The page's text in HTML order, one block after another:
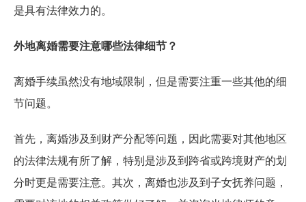
是具有法律效力的。
外地离婚需要注意哪些法律细节？
离婚手续虽然没有地域限制，但是需要注重一些其他的细
节问题。
首先，离婚涉及到财产分配等问题，因此需要对其他地区
的法律法规有所了解，特别是涉及到跨省或跨境财产的划
分时更是需要注意。其次，离婚也涉及到子女抚养问题，